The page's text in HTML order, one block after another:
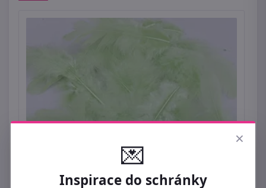
×
💌
Inspirace do schránky